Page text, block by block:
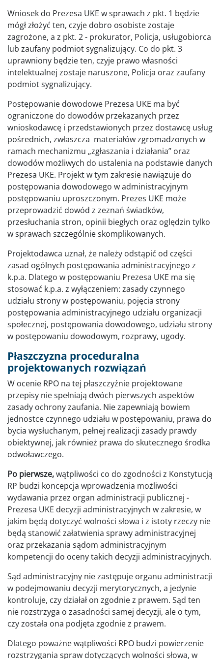
Wniosek do Prezesa UKE w sprawach z pkt. 1 będzie
mógł złożyć ten, czyje dobro osobiste zostaje
zagrożone, a z pkt. 2 - prokurator, Policja, usługobiorca
lub zaufany podmiot sygnalizujący. Co do pkt. 3
uprawniony będzie ten, czyje prawo własności
intelektualnej zostaje naruszone, Policja oraz zaufany
podmiot sygnalizujący.
Postępowanie dowodowe Prezesa UKE ma być
ograniczone do dowodów przekazanych przez
wnioskodawcę i przedstawionych przez dostawcę usług
pośrednich, zwłaszcza materiałów zgromadzonych w
ramach mechanizmu „zgłaszania i działania” oraz
dowodów możliwych do ustalenia na podstawie danych
Prezesa UKE. Projekt w tym zakresie nawiązuje do
postępowania dowodowego w administracyjnym
postępowaniu uproszczonym. Prezes UKE może
przeprowadzić dowód z zeznań świadków,
przesłuchania stron, opinii biegłych oraz oględzin tylko
w sprawach szczególnie skomplikowanych.
Projektodawca uznał, że należy odstąpić od części
zasad ogólnych postępowania administracyjnego z
k.p.a. Dlatego w postępowaniu Prezesa UKE ma się
stosować k.p.a. z wyłączeniem: zasady czynnego
udziału strony w postępowaniu, pojęcia strony
postępowania administracyjnego udziału organizacji
społecznej, postępowania dowodowego, udziału strony
w postępowaniu dowodowym, rozprawy, ugody.
Płaszczyzna proceduralna
projektowanych rozwiązań
W ocenie RPO na tej płaszczyźnie projektowane
przepisy nie spełniają dwóch pierwszych aspektów
zasady ochrony zaufania. Nie zapewniają bowiem
jednostce czynnego udziału w postępowaniu, prawa do
bycia wysłuchanym, pełnej realizacji zasady prawdy
obiektywnej, jak również prawa do skutecznego środka
odwoławczego.
Po pierwsze,wątpliwości co do zgodności z Konstytucją
RP budzi koncepcja wprowadzenia możliwości
wydawania przez organ administracji publicznej -
Prezesa UKE decyzji administracyjnych w zakresie, w
jakim będą dotyczyć wolności słowa i z istoty rzeczy nie
będą stanowić załatwienia sprawy administracyjnej
oraz przekazania sądom administracyjnym
kompetencji do oceny takich decyzji administracyjnych.
Sąd administracyjny nie zastępuje organu administracji
w podejmowaniu decyzji merytorycznych, a jedynie
kontroluje, czy działał on zgodnie z prawem. Sąd ten
nie rozstrzyga o zasadności samej decyzji, ale o tym,
czy została ona podjęta zgodnie z prawem.
Dlatego poważne wątpliwości RPO budzi powierzenie
rozstrzygania spraw dotyczących wolności słowa, w